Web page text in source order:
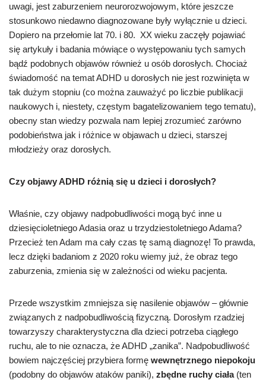
uwagi, jest zaburzeniem neurorozwojowym, które jeszcze
stosunkowo niedawno diagnozowane były wyłącznie u dzieci.
Dopiero na przełomie lat 70. i 80. XX wieku zaczęły pojawiać
się artykuły i badania mówiące o występowaniu tych samych
bądź podobnych objawów również u osób dorosłych. Chociaż
świadomość na temat ADHD u dorosłych nie jest rozwinięta w
tak dużym stopniu (co można zauważyć po liczbie publikacji
naukowych i, niestety, częstym bagatelizowaniem tego tematu),
obecny stan wiedzy pozwala nam lepiej zrozumieć zarówno
podobieństwa jak i różnice w objawach u dzieci, starszej
młodzieży oraz dorosłych.
Czy objawy ADHD różnią się u dzieci i dorosłych?
Właśnie, czy objawy nadpobudliwości mogą być inne u
dziesięcioletniego Adasia oraz u trzydziestoletniego Adama?
Przecież ten Adam ma cały czas tę samą diagnozę! To prawda,
lecz dzięki badaniom z 2020 roku wiemy już, że obraz tego
zaburzenia, zmienia się w zależności od wieku pacjenta.
Przede wszystkim zmniejsza się nasilenie objawów – głównie
związanych z nadpobudliwością fizyczną. Dorosłym rzadziej
towarzyszy charakterystyczna dla dzieci potrzeba ciągłego
ruchu, ale to nie oznacza, że ADHD „zanika”. Nadpobudliwość
bowiem najczęściej przybiera formę wewnętrznego niepokoju
(podobny do objawów ataków paniki), zbędne ruchy ciała(ten